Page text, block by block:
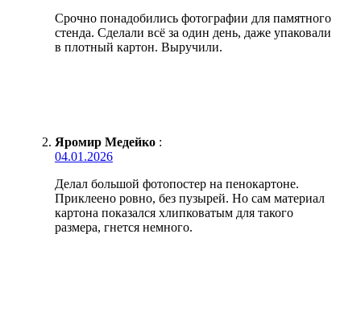
Срочно понадобились фотографии для памятного
стенда. Сделали всё за один день, даже упаковали
в плотный картон. Выручили.
Яромир Медейко :
04.01.2026
Делал большой фотопостер на пенокартоне.
Приклеено ровно, без пузырей. Но сам материал
картона показался хлипковатым для такого
размера, гнется немного.